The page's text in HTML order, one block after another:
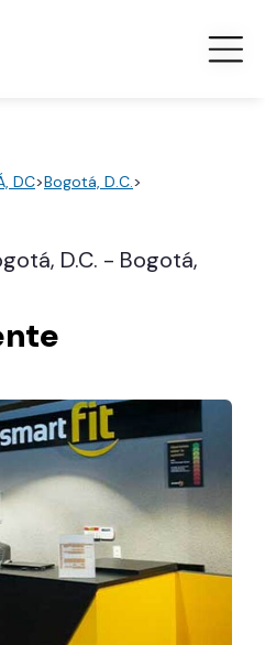
DC>Bogotá, D.C.>
D.C. - Bogotá,